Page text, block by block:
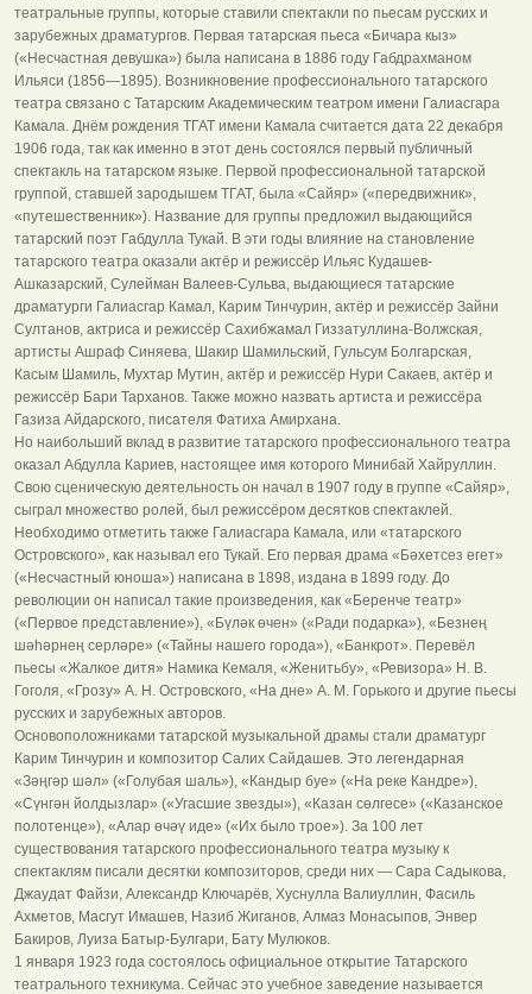
театральные группы, которые ставили спектакли по пьесам русских и
зарубежных драматургов. Первая татарская пьеса «Бичара кыз»
(«Несчастная девушка») была написана в 1886 году Габдрахманом
Ильяси (1856—1895). Возникновение профессионального татарского
театра связано с Татарским Академическим театром имени Галиасгара
Камала. Днём рождения ТГАТ имени Камала считается дата 22 декабря
1906 года, так как именно в этот день состоялся первый публичный
спектакль на татарском языке. Первой профессиональной татарской
группой, ставшей зародышем ТГАТ, была «Сайяр» («передвижник»,
«путешественник»). Название для группы предложил выдающийся
татарский поэт Габдулла Тукай. В эти годы влияние на становление
татарского театра оказали актёр и режиссёр Ильяс Кудашев-
Ашказарский, Сулейман Валеев-Сульва, выдающиеся татарские
драматурги Галиасгар Камал, Карим Тинчурин, актёр и режиссёр Зайни
Султанов, актриса и режиссёр Сахибжамал Гиззатуллина-Волжская,
артисты Ашраф Синяева, Шакир Шамильский, Гульсум Болгарская,
Касым Шамиль, Мухтар Мутин, актёр и режиссёр Нури Сакаев, актёр и
режиссёр Бари Тарханов. Также можно назвать артиста и режиссёра
Газиза Айдарского, писателя Фатиха Амирхана.
Но наибольший вклад в развитие татарского профессионального театра
оказал Абдулла Кариев, настоящее имя которого Минибай Хайруллин.
Свою сценическую деятельность он начал в 1907 году в группе «Сайяр»,
сыграл множество ролей, был режиссёром десятков спектаклей.
Необходимо отметить также Галиасгара Камала, или «татарского
Островского», как называл его Тукай. Его первая драма «Бәхетсез егет»
(«Несчастный юноша») написана в 1898, издана в 1899 году. До
революции он написал такие произведения, как «Беренче театр»
(«Первое представление»), «Бүләк өчен» («Ради подарка»), «Безнең
шәһәрнең серләре» («Тайны нашего города»), «Банкрот». Перевёл
пьесы «Жалкое дитя» Намика Кемаля, «Женитьбу», «Ревизора» Н. В.
Гоголя, «Грозу» А. Н. Островского, «На дне» А. М. Горького и другие пьесы
русских и зарубежных авторов.
Основоположниками татарской музыкальной драмы стали драматург
Карим Тинчурин и композитор Салих Сайдашев. Это легендарная
«Зәңгәр шәл» («Голубая шаль»), «Кандыр буе» («На реке Кандре»),
«Сүнгән йолдызлар» («Угасшие звезды»), «Казан сөлгесе» («Казанское
полотенце»), «Алар өчәү иде» («Их было трое»). За 100 лет
существования татарского профессионального театра музыку к
спектаклям писали десятки композиторов, среди них — Сара Садыкова,
Джаудат Файзи, Александр Ключарёв, Хуснулла Валиуллин, Фасиль
Ахметов, Масгут Имашев, Назиб Жиганов, Алмаз Монасыпов, Энвер
Бакиров, Луиза Батыр-Булгари, Бату Мулюков.
1 января 1923 года состоялось официальное открытие Татарского
театрального техникума. Сейчас это учебное заведение называется